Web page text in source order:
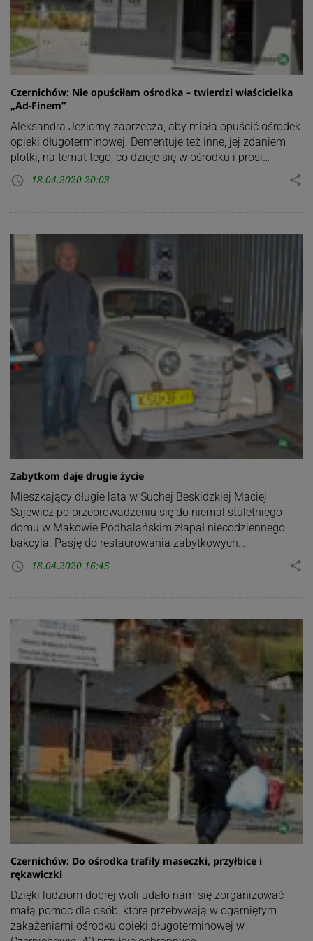
Czernichów: Nie opuściłam ośrodka – twierdzi właścicielka
„Ad-Finem”
Aleksandra Jeziorny zaprzecza, aby miała opuścić ośrodek
opieki długoterminowej. Dementuje też inne, jej zdaniem
plotki, na temat tego, co dzieje się w ośrodku i prosi…
access_time 18.04.2020 20:03 share
Zabytkom daje drugie życie
Mieszkający długie lata w Suchej Beskidzkiej Maciej
Sajewicz po przeprowadzeniu się do niemal stuletniego
domu w Makowie Podhalańskim złapał niecodziennego
bakcyla. Pasję do restaurowania zabytkowych…
access_time 18.04.2020 16:45 share
Czernichów: Do ośrodka trafiły maseczki, przyłbice i
rękawiczki
Dzięki ludziom dobrej woli udało nam się zorganizować
małą pomoc dla osób, które przebywają w ogarniętym
zakażeniami ośrodku opieki długoterminowej w